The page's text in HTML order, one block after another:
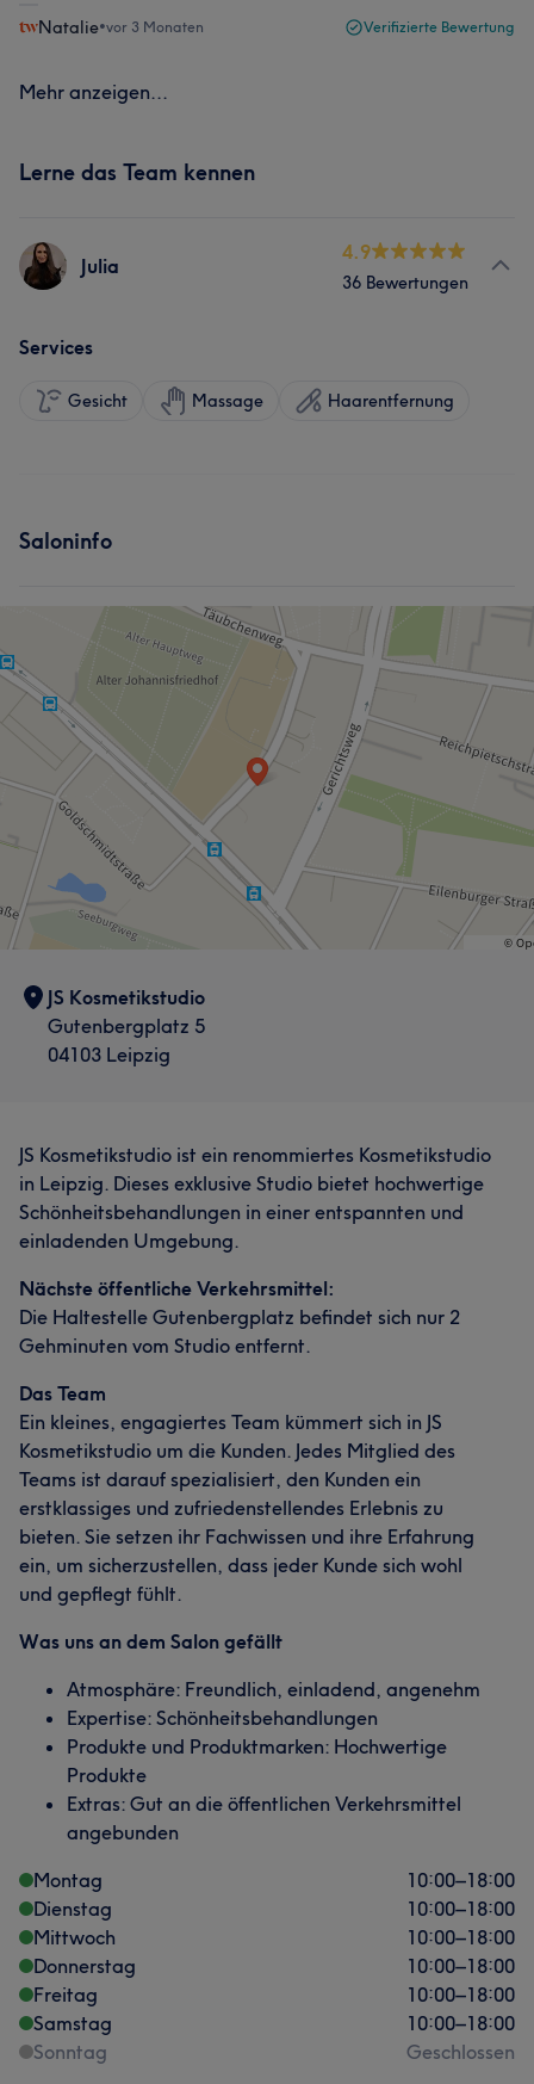
Natalie•vor 3 Monaten Verifizierte Bewertung
Mehr anzeigen...
Lerne das Team kennen
Julia
4.9
36 Bewertungen
Services
Gesicht Massage Haarentfernung
Saloninfo
JS Kosmetikstudio
Gutenbergplatz 5
04103 Leipzig
JS Kosmetikstudio ist ein renommiertes Kosmetikstudio
in Leipzig. Dieses exklusive Studio bietet hochwertige
Schönheitsbehandlungen in einer entspannten und
einladenden Umgebung.
Nächste öffentliche Verkehrsmittel:
Die Haltestelle Gutenbergplatz befindet sich nur 2
Gehminuten vom Studio entfernt.
Das Team
Ein kleines, engagiertes Team kümmert sich in JS
Kosmetikstudio um die Kunden. Jedes Mitglied des
Teams ist darauf spezialisiert, den Kunden ein
erstklassiges und zufriedenstellendes Erlebnis zu
bieten. Sie setzen ihr Fachwissen und ihre Erfahrung
ein, um sicherzustellen, dass jeder Kunde sich wohl
und gepflegt fühlt.
Was uns an dem Salon gefällt
Atmosphäre: Freundlich, einladend, angenehm
Expertise: Schönheitsbehandlungen
Produkte und Produktmarken: Hochwertige
Produkte
Extras: Gut an die öffentlichen Verkehrsmittel
angebunden
Montag
10:00–18:00
Dienstag
10:00–18:00
Mittwoch
10:00–18:00
Donnerstag
10:00–18:00
Freitag
10:00–18:00
Samstag
10:00–18:00
Sonntag
Geschlossen